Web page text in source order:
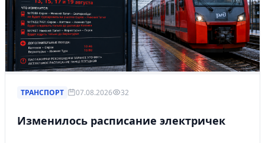
ТРАНСПОРТ 07.08.2026 32
Изменилось расписание электричек